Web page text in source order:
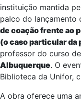
instituição mantida
palco do lançamento
de coação frente ao
(o caso particular da
professor do curso de
Albuquerque. O
Biblioteca da Unifor,
A obra oferece uma